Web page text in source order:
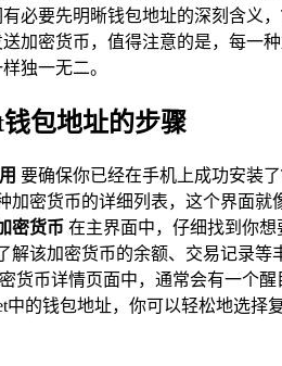
必要先明晰钱包地址的深刻含义
加密货币，值得注意的是，每一
独一无二。
包地址的步骤
要确保你已经在手机上成功安装
加密货币的详细列表，这个界面就
密货币 在主界面中，仔细找到你
解该加密货币的余额、交易记录
货币详情页面中，通常会有一个
中的钱包地址，你可以轻松地选